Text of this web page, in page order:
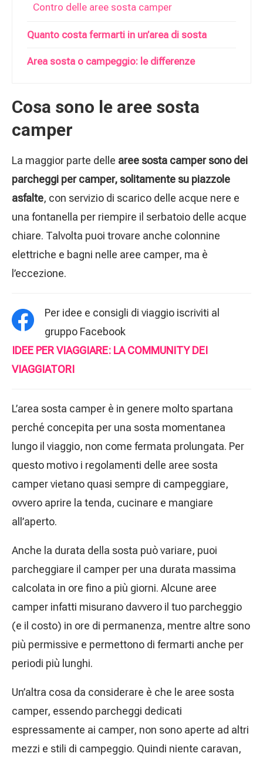
Contro delle aree sosta camper
Quanto costa fermarti in un’area di sosta
Area sosta o campeggio: le differenze
Cosa sono le aree sosta
camper
La maggior parte delle aree sosta camper sono dei
parcheggi per camper, solitamente su piazzole
asfalte, con servizio di scarico delle acque nere e
una fontanella per riempire il serbatoio delle acque
chiare. Talvolta puoi trovare anche colonnine
elettriche e bagni nelle aree camper, ma è
l’eccezione.
Per idee e consigli di viaggio iscriviti al
gruppo Facebook
IDEE PER VIAGGIARE: LA COMMUNITY DEI
VIAGGIATORI
L’area sosta camper è in genere molto spartana
perché concepita per una sosta momentanea
lungo il viaggio, non come fermata prolungata. Per
questo motivo i regolamenti delle aree sosta
camper vietano quasi sempre di campeggiare,
ovvero aprire la tenda, cucinare e mangiare
all’aperto.
Anche la durata della sosta può variare, puoi
parcheggiare il camper per una durata massima
calcolata in ore fino a più giorni. Alcune aree
camper infatti misurano davvero il tuo parcheggio
(e il costo) in ore di permanenza, mentre altre sono
più permissive e permettono di fermarti anche per
periodi più lunghi.
Un’altra cosa da considerare è che le aree sosta
camper, essendo parcheggi dedicati
espressamente ai camper, non sono aperte ad altri
mezzi e stili di campeggio. Quindi niente caravan,